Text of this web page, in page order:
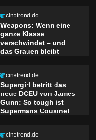
cinetrend.de
Weapons: Wenn eine
ganze Klasse
verschwindet – und
das Grauen bleibt
cinetrend.de
Supergirl betritt das
neue DCEU von James
Gunn: So tough ist
Supermans Cousine!
cinetrend.de